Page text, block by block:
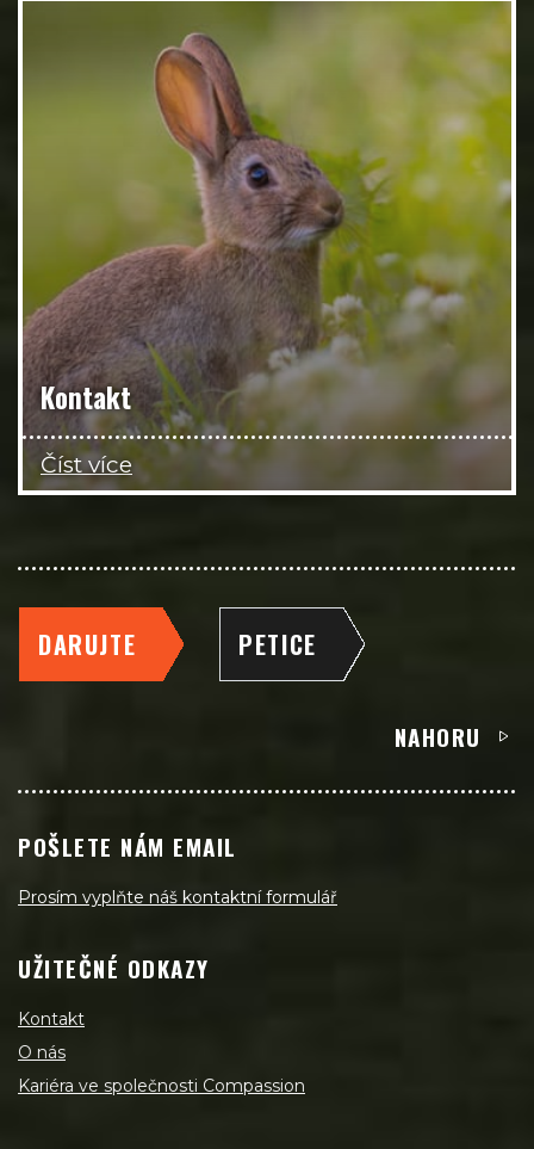
Kontakt
Číst více
DARUJTE PETICE
NAHORU
POŠLETE NÁM EMAIL
Prosím vyplňte náš kontaktní formulář
UŽITEČNÉ ODKAZY
Kontakt
O nás
Kariéra ve společnosti Compassion